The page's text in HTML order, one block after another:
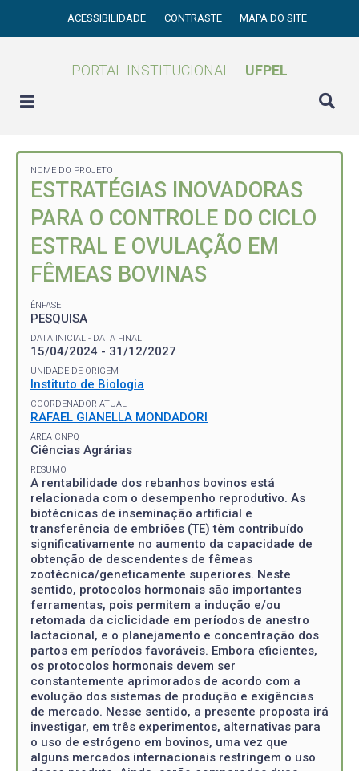
ACESSIBILIDADE CONTRASTE MAPA DO SITE
PORTAL INSTITUCIONAL UFPEL
NOME DO PROJETO
ESTRATÉGIAS INOVADORAS
PARA O CONTROLE DO CICLO
ESTRAL E OVULAÇÃO EM
FÊMEAS BOVINAS
ÊNFASE
PESQUISA
DATA INICIAL - DATA FINAL
15/04/2024 - 31/12/2027
UNIDADE DE ORIGEM
Instituto de Biologia
COORDENADOR ATUAL
RAFAEL GIANELLA MONDADORI
ÁREA CNPQ
Ciências Agrárias
RESUMO
A rentabilidade dos rebanhos bovinos está
relacionada com o desempenho reprodutivo. As
biotécnicas de inseminação artificial e
transferência de embriões (TE) têm contribuído
significativamente no aumento da capacidade de
obtenção de descendentes de fêmeas
zootécnica/geneticamente superiores. Neste
sentido, protocolos hormonais são importantes
ferramentas, pois permitem a indução e/ou
retomada da ciclicidade em períodos de anestro
lactacional, e o planejamento e concentração dos
partos em períodos favoráveis. Embora eficientes,
os protocolos hormonais devem ser
constantemente aprimorados de acordo com a
evolução dos sistemas de produção e exigências
de mercado. Nesse sentido, a presente proposta irá
investigar, em três experimentos, alternativas para
o uso de estrógeno em bovinos, uma vez que
alguns mercados internacionais restringem o uso